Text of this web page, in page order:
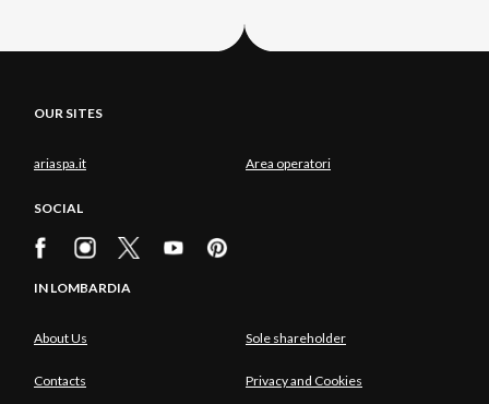
OUR SITES
ariaspa.it Area operatori
SOCIAL
IN LOMBARDIA
About Us Sole shareholder
Contacts Privacy and Cookies